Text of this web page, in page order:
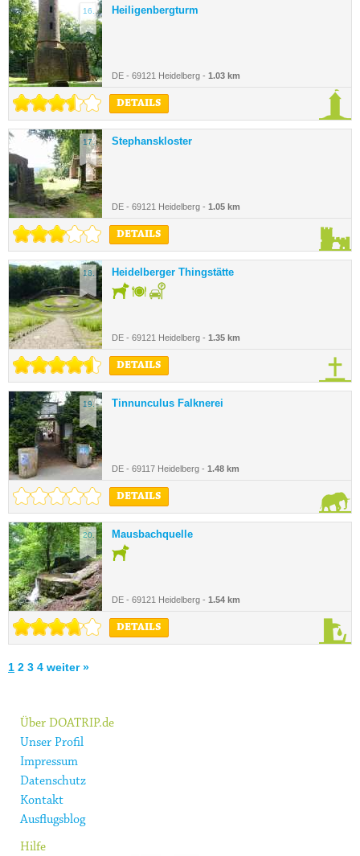
16. Heiligenbergturm
DE - 69121 Heidelberg - 1.03 km
DETAILS
17. Stephanskloster
DE - 69121 Heidelberg - 1.05 km
DETAILS
18. Heidelberger Thingstätte
DE - 69121 Heidelberg - 1.35 km
DETAILS
19. Tinnunculus Falknerei
DE - 69117 Heidelberg - 1.48 km
DETAILS
20. Mausbachquelle
DE - 69121 Heidelberg - 1.54 km
DETAILS
1 2 3 4 weiter »
Über DOATRIP.de
Unser Profil
Impressum
Datenschutz
Kontakt
Ausflugsblog
Hilfe